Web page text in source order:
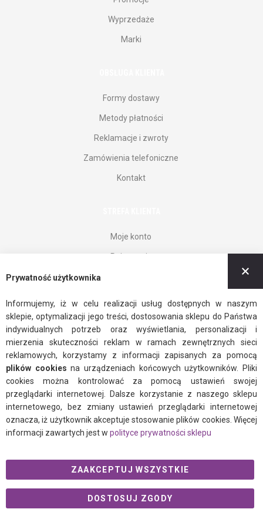
Wyprzedaże
Marki
Formy dostawy
Metody płatności
Reklamacje i zwroty
Zamówienia telefoniczne
Kontakt
Moje konto
Rejestracja
Regulamin
Polityka prywatności
facebookinstagram
twitter
© 2021 Ogalo.pl
Prywatność użytkownika
Informujemy, iż w celu realizacji usług dostępnych w naszym
sklepie, optymalizacji jego treści, dostosowania sklepu do Państwa
indywidualnych potrzeb oraz wyświetlania, personalizacji i
mierzenia skuteczności reklam w ramach zewnętrznych sieci
reklamowych, korzystamy z informacji zapisanych za pomocą
plików cookiesna urządzeniach końcowych użytkowników. Pliki
cookies można kontrolować za pomocą ustawień swojej
przeglądarki internetowej. Dalsze korzystanie z naszego sklepu
internetowego, bez zmiany ustawień przeglądarki internetowej
oznacza, iż użytkownik akceptuje stosowanie plików cookies. Więcej
informacji zawartych jest w polityce prywatności sklepu
ZAAKCEPTUJ WSZYSTKIE
DOSTOSUJ ZGODY